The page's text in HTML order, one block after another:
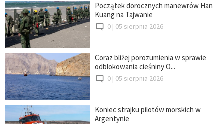
Początek dorocznych manewrów Han
Kuang na Tajwanie
0 | 05 sierpnia 2026
Coraz bliżej porozumienia w sprawie
odblokowania cieśniny O...
0 | 05 sierpnia 2026
Koniec strajku pilotów morskich w
Argentynie